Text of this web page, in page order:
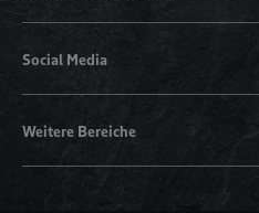
Social Media
Weitere Bereiche